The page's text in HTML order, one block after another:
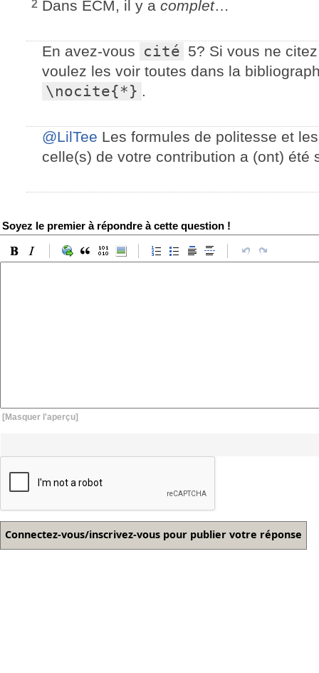
2 Dans ECM, il y a complet…
En avez-vous cité 5? Si vous ne
voulez les voir toutes dans la
\nocite{*} .
@LilTee Les formules de politesse et
celle(s) de votre contribution a (ont) été
Soyez le premier à répondre à cette question !
[Masquer l'aperçu]